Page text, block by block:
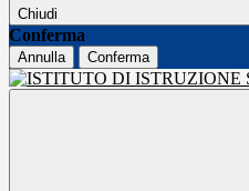
Chiudi
Conferma
Annulla Conferma